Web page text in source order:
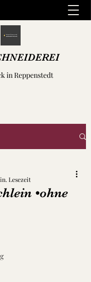
in Reppenstedt
•ohne
Lesezeit